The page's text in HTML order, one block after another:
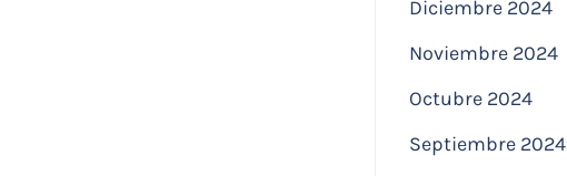
Diciembre 2024
Noviembre 2024
Octubre 2024
Septiembre 2024